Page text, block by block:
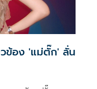
วข้อง 'แม่ตั๊ก' ลั่น